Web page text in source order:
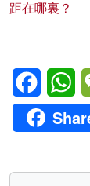
距在哪裏？